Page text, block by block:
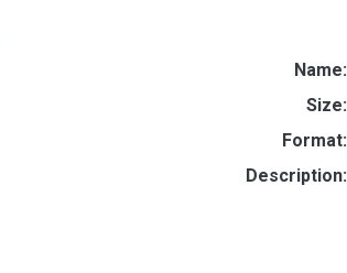
Name:
Size:
Format:
Description: